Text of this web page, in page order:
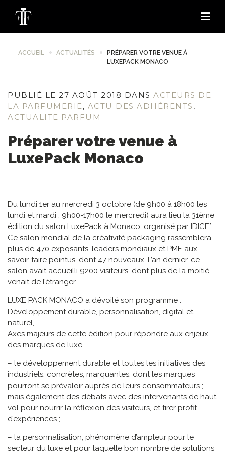
ACCUEIL ACTUALITÉS
PRÉPARER VOTRE VENUE À
LUXEPACK MONACO
PUBLIÉ LE 27 AOÛT 2018 DANS ACTEURS DE
LA PARFUMERIE, ACTU DES ADHÉRENTS ,
ACTUALITE PARFUM
Préparer votre venue à
LuxePack Monaco
Du lundi 1er au mercredi 3 octobre (de 9h00 à 18h00 les
lundi et mardi ; 9h00-17h00 le mercredi) aura lieu la 31ème
édition du salon LuxePack à Monaco, organisé par IDICE*.
Ce salon mondial de la créativité packaging rassemblera
plus de 470 exposants, leaders mondiaux et PME aux
savoir-faire pointus, dont 47 nouveaux. L’an dernier, ce
salon avait accueilli 9200 visiteurs, dont plus de la moitié
venait de l’étranger.
LUXE PACK MONACO a dévoilé son programme :
Développement durable, personnalisation, digital et
naturel,
Axes majeurs de cette édition pour répondre aux enjeux
des marques de luxe.
– le développement durable et toutes les initiatives des
industriels, concrètes, marquantes, dont les marques
pourront se prévaloir auprès de leurs consommateurs ;
mais également des débats avec des intervenants de haut
vol pour nourrir la réflexion des visiteurs, et tirer profit
d’expériences ;
– la personnalisation, phénomène d’ampleur pour le
secteur du luxe et pour laquelle bon nombre de solutions